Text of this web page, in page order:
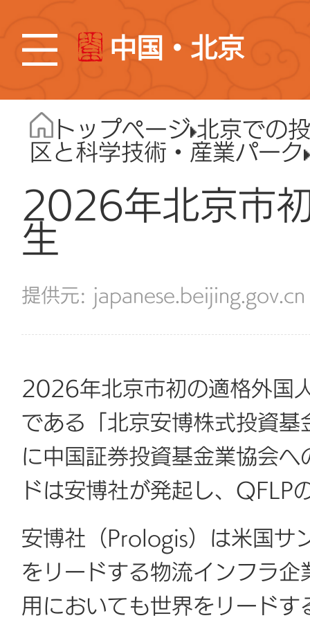
中国・北京
トップページ 北京での
区と科学技術・産業パーク
2026年北京市
生
japanese.beijing.gov.cn
2026年北京市初の適格外国
である「北京安博株式投資
に中国証券投資基金業協会
ドは安博社が発起し、QFLP
安博社（Prologis）は米国サ
をリードする物流インフラ
用においても世界をリード